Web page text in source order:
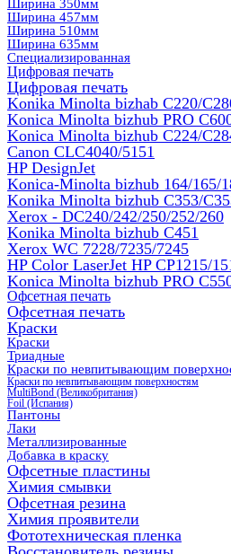
Ширина 350мм
Ширина 457мм
Ширина 510мм
Ширина 635мм
Специализированная
Цифровая печать
Цифровая печать
Konika Minolta bizhab C220/
Konica Minolta bizhub PRO
Konica Minolta bizhub С224/
Canon CLC4040/5151
HP DesignJet
Konica-Minolta bizhub 164/165/
Konika Minolta bizhub C353/
Xerox - DC240/242/250/252/260
Konika Minolta bizhub C451
Xerox WC 7228/7235/7245
HP Color LaserJet HP CP1215/
Konica Minolta bizhub PRO
Офсетная печать
Офсетная печать
Краски
Краски
Триадные
Краски по невпитывающим
Краски по невпитывающим поверхностям
MultiBond (Великобритания)
Foil (Испания)
Пантоны
Лаки
Металлизированные
Добавка в краску
Офсетные пластины
Химия смывки
Офсетная резина
Химия проявители
Фототехническая пленка